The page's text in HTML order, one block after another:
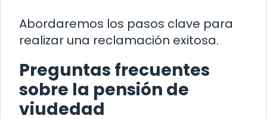
Abordaremos los pasos clave para
realizar una reclamación exitosa.
Preguntas frecuentes
sobre la pensión de
viudedad